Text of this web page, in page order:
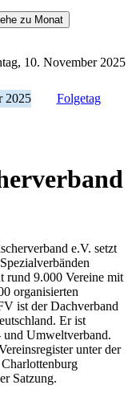
zu Monat
10. November 2025
2025 Folgetag
e.V. setzt
rund 9.000 Vereine mit
organisierten
ist der Dachverband
Er ist
und Umweltverband.
unter der
Satzung.